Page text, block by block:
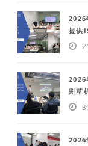
2026
提供
2026
割草
2026